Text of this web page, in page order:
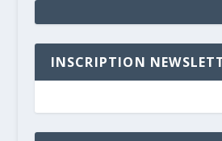
INSCRIPTION